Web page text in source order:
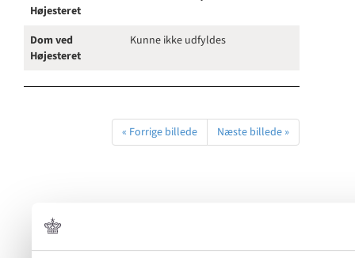
Højesteret
Dom ved
Højesteret
Kunne ikke udfyldes
« Forrige billede Næste billede »